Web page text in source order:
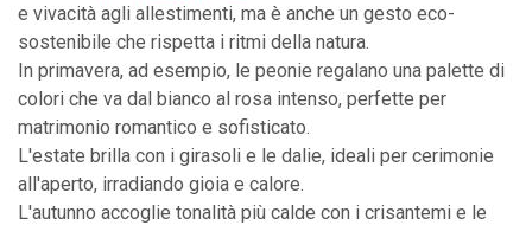
e vivacità agli allestimenti, ma è anche un gesto eco-
sostenibile che rispetta i ritmi della natura.
In primavera, ad esempio, le peonie regalano una palette di
colori che va dal bianco al rosa intenso, perfette per
matrimonio romantico e sofisticato.
L'estate brilla con i girasoli e le dalie, ideali per cerimonie
all'aperto, irradiando gioia e calore.
L'autunno accoglie tonalità più calde con i crisantemi e le